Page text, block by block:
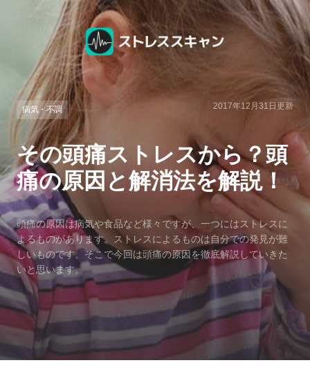
病気・不調 2017年12月31日 更新
その頭痛ストレスから？頭
痛の原因と解消法を解説！
頭痛の原因は病気や食品など様々ですが、一つにはストレスに
よるものがあります。ストレスによるものは自分での発見が難
しいものです。そこで今回は頭痛の原因を徹底解説していきた
いと思います。